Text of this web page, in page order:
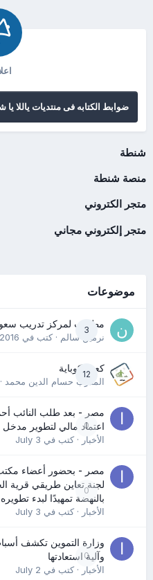
ضوابط الكتابه فى منتديات ياللا يا
شنطة
منصة شنطة
متجر الكتروني
متجر إلكتروني مجاني
موضوعات
3
مطلوب لمركز تدريب
نرمين سالم· كتب في
12
كعب كوباية
المدرب حسام الدين محمد·
0
مصر - بعد طلب النائب
اعتماد مالي لتطوير مدخل
الأخبار· كتب في July 3
0
مصر - بحضور أعضاء مكتب
لجنة تعاين طريقي قرية
بالنهضة تمهيدًا لبدء تطويره
الأخبار· كتب في July 3
0
وزارة التموين تكشف
وآلية استعادتها
الأخبار· كتب في July 2